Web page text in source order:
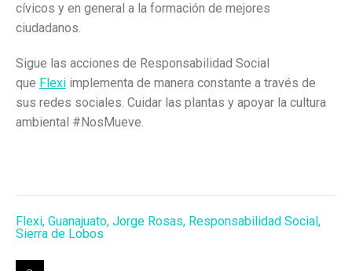
cívicos y en general a la formación de mejores
ciudadanos.
Sigue las acciones de Responsabilidad Social
que Flexi implementa de manera constante a través de
sus redes sociales. Cuidar las plantas y apoyar la cultura
ambiental #NosMueve.
Flexi, Guanajuato, Jorge Rosas, Responsabilidad Social ,
Sierra de Lobos